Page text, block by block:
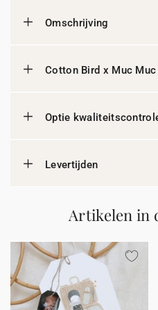
Omschrijving
Cotton Bird x Muc Muc
Optie
Levertijden
Artikelen in